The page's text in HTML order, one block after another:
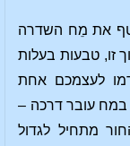
את מֵח השדרה
זו, טבעות בעלות
לעצמכם אחת
עובר דרכה –
מתחיל לגדול